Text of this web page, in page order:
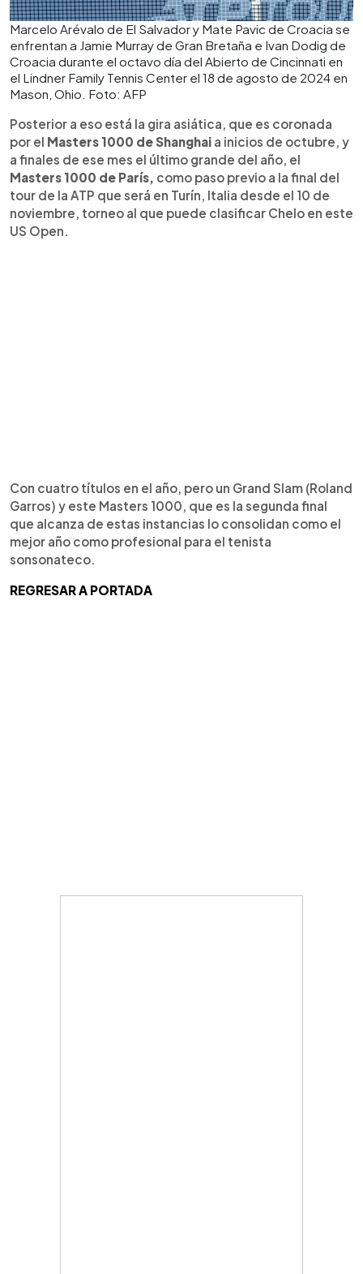
Marcelo Arévalo de El Salvador y Mate Pavic de Croacia se
enfrentan a Jamie Murray de Gran Bretaña e Ivan Dodig de
Croacia durante el octavo día del Abierto de Cincinnati en
el Lindner Family Tennis Center el 18 de agosto de 2024 en
Mason, Ohio. Foto: AFP
Posterior a eso está la gira asiática, que es coronada
por el Masters 1000 de Shanghai a inicios de octubre, y
a finales de ese mes el último grande del año, el
Masters 1000 de París, como paso previo a la final del
tour de la ATP que será en Turín, Italia desde el 10 de
noviembre, torneo al que puede clasificar Chelo en este
US Open.
Con cuatro títulos en el año, pero un Grand Slam (Roland
Garros) y este Masters 1000, que es la segunda final
que alcanza de estas instancias lo consolidan como el
mejor año como profesional para el tenista
sonsonateco.
REGRESAR A PORTADA